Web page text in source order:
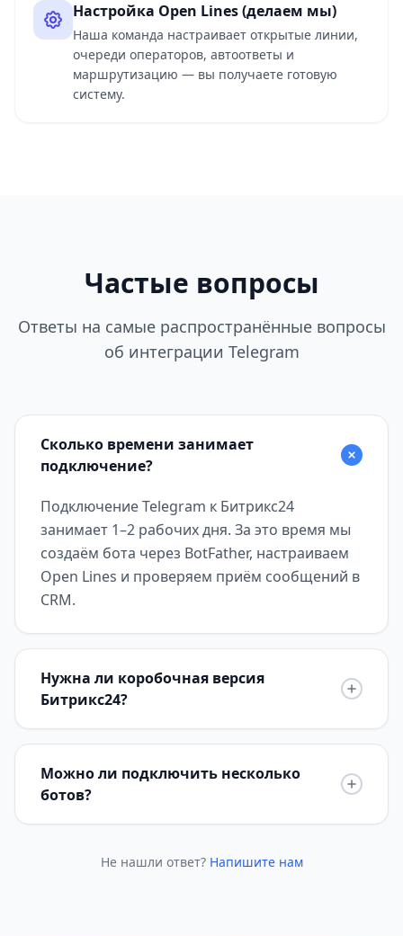
Настройка Open Lines (делаем мы)
Наша команда настраивает открытые линии,
очереди операторов, автоответы и
маршрутизацию — вы получаете готовую
систему.
Частые вопросы
Ответы на самые распространённые вопросы
об интеграции Telegram
Сколько времени занимает
подключение?
Подключение Telegram к Битрикс24
занимает 1–2 рабочих дня. За это время мы
создаём бота через BotFather, настраиваем
Open Lines и проверяем приём сообщений в
CRM.
Нужна ли коробочная версия
Битрикс24?
Можно ли подключить несколько
ботов?
Не нашли ответ? Напишите нам